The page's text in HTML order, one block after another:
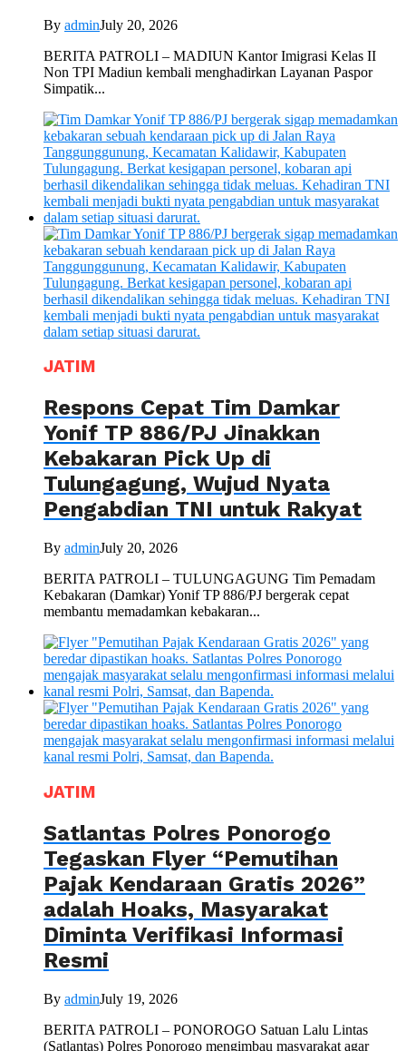
By adminJuly 20, 2026
BERITA PATROLI – MADIUN Kantor Imigrasi Kelas II
Non TPI Madiun kembali menghadirkan Layanan Paspor
Simpatik...
JATIM
Respons Cepat Tim Damkar
Yonif TP 886/PJ Jinakkan
Kebakaran Pick Up di
Tulungagung, Wujud Nyata
Pengabdian TNI untuk Rakyat
By adminJuly 20, 2026
BERITA PATROLI – TULUNGAGUNG Tim Pemadam
Kebakaran (Damkar) Yonif TP 886/PJ bergerak cepat
membantu memadamkan kebakaran...
JATIM
Satlantas Polres Ponorogo
Tegaskan Flyer “Pemutihan
Pajak Kendaraan Gratis 2026”
adalah Hoaks, Masyarakat
Diminta Verifikasi Informasi
Resmi
By adminJuly 19, 2026
BERITA PATROLI – PONOROGO Satuan Lalu Lintas
(Satlantas) Polres Ponorogo mengimbau masyarakat agar